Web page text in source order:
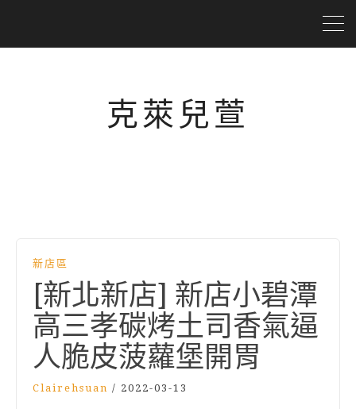
克萊兒萱
新店區
[新北新店] 新店小碧潭
高三孝碳烤土司香氣逼
人脆皮菠蘿堡開胃
Clairehsuan / 2022-03-13